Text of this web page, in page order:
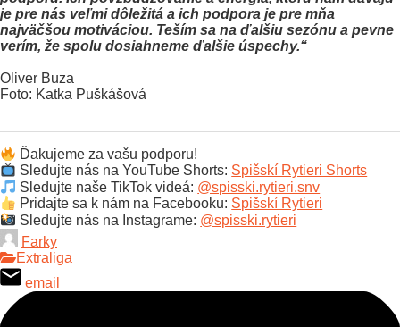
je pre nás veľmi dôležitá a ich podpora je pre mňa
najväčšou motiváciou. Teším sa na ďalšiu sezónu a pevne
verím, že spolu dosiahneme ďalšie úspechy.“
Oliver Buza
Foto: Katka Puškášová
Ďakujeme za vašu podporu!
Sledujte nás na YouTube Shorts: Spišskí Rytieri Shorts
Sledujte naše TikTok videá: @spisski.rytieri.snv
Pridajte sa k nám na Facebooku: Spišskí Rytieri
Sledujte nás na Instagrame: @spisski.rytieri
Farky
Extraliga
email